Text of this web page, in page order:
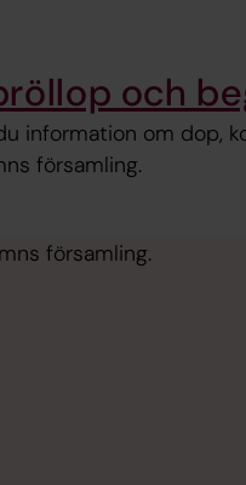
och
information om dop,
församling.
församling.